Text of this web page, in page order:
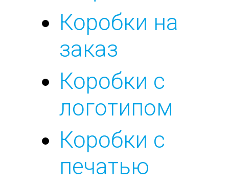
Коробки на
заказ
Коробки с
логотипом
Коробки с
печатью